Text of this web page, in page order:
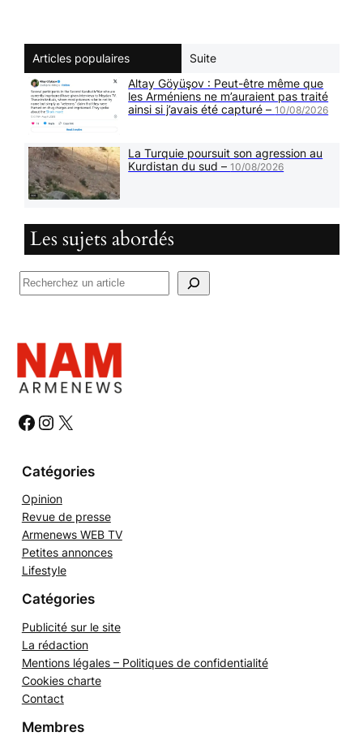
Articles populaires
Suite
Altay Göyüşov : Peut-être même que
les Arméniens ne m’auraient pas traité
ainsi si j’avais été capturé –10/08/2026
La Turquie poursuit son agression au
Kurdistan du sud –10/08/2026
Les sujets abordés
R
h
e
r
h
r
# # #
Opinion
Revue de presse
Armenews WEB TV
Petites annonces
Publicité sur le site
La rédaction
Mentions légales – Politiques de confidentialité
Cookies charte